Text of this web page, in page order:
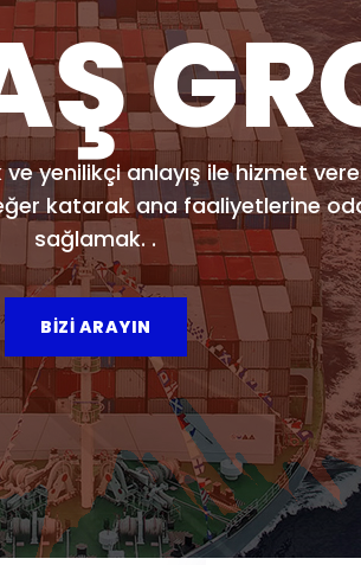
ve yenilikçi anlayış ile hizmet
katarak ana faaliyetlerine
sağlamak. .
BİZİ ARAYIN
ekonomik ve verimli biçimde
ve sahaya hakimiyet
BİZİ ARAYIN